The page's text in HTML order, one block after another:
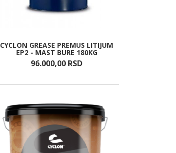
CYCLON GREASE PREMUS LITIJUM
EP2 - MAST BURE 180KG
96.000,00 RSD